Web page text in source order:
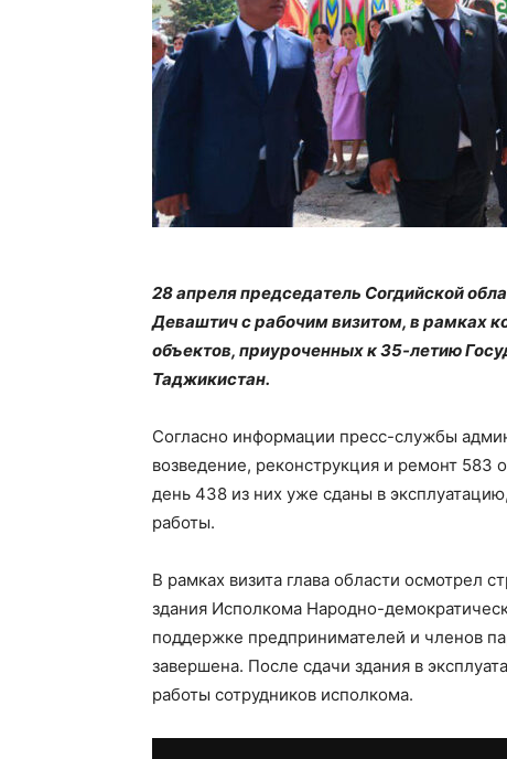
28 апреля председатель Согдийской
Деваштич с рабочим визитом, в рамках
объектов, приуроченных к 35-летию
Таджикистан.
Согласно информации пресс-службы
возведение, реконструкция и ремонт 583
день 438 из них уже сданы в
работы.
В рамках визита глава области осмотрел
здания Исполкома Народно-
поддержке предпринимателей и членов
завершена. После сдачи здания в
работы сотрудников исполкома.